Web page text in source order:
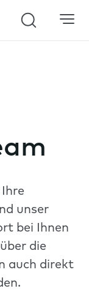
Search
Ihre
unser
bei Ihnen
die
auch direkt